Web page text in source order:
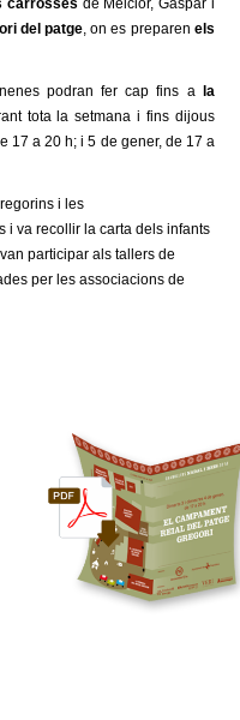
carrosses de Melcior, Gaspar i
del patge, on es preparen els
podran fer cap fins ala
tota la setmana i fins dijous
17 a 20 h; i 5 de gener, de 17 a
i les
i va recollir la carta dels infants
van participar als tallers de
per les associacions de